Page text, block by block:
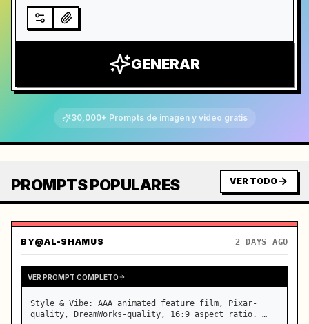
GENERAR
30,000+ Prompts de imagen y video gratis
PROMPTS POPULARES VER TODO
BY@AL-SHAMUS 2 DAYS AGO
VER PROMPT COMPLETO
Style & Vibe: AAA animated feature film, Pixar-
quality, DreamWorks-quality, 16:9 aspect ratio. …